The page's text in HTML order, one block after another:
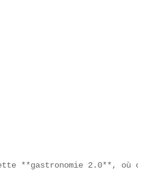
**gastronomie 2.0**, où